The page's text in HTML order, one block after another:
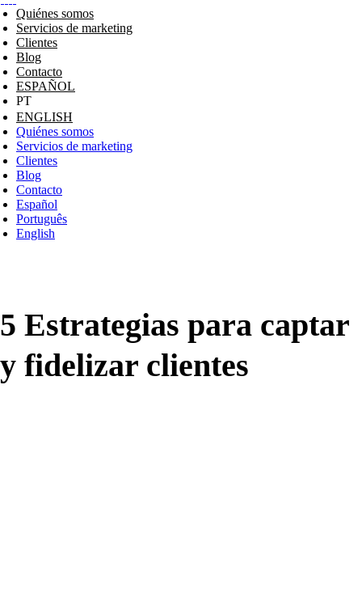
Quiénes somos
Servicios de marketing
Clientes
Blog
Contacto
ESPAÑOL
ENGLISH
Quiénes somos
Servicios de marketing
Clientes
Blog
Contacto
Español
Português
English
5 Estrategias para captar
y fidelizar clientes